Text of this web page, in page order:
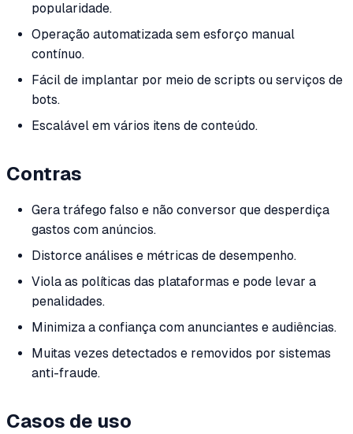
popularidade.
Operação automatizada sem esforço manual
contínuo.
Fácil de implantar por meio de scripts ou serviços de
bots.
Escalável em vários itens de conteúdo.
Contras
Gera tráfego falso e não conversor que desperdiça
gastos com anúncios.
Distorce análises e métricas de desempenho.
Viola as políticas das plataformas e pode levar a
penalidades.
Minimiza a confiança com anunciantes e audiências.
Muitas vezes detectados e removidos por sistemas
anti-fraude.
Casos de uso